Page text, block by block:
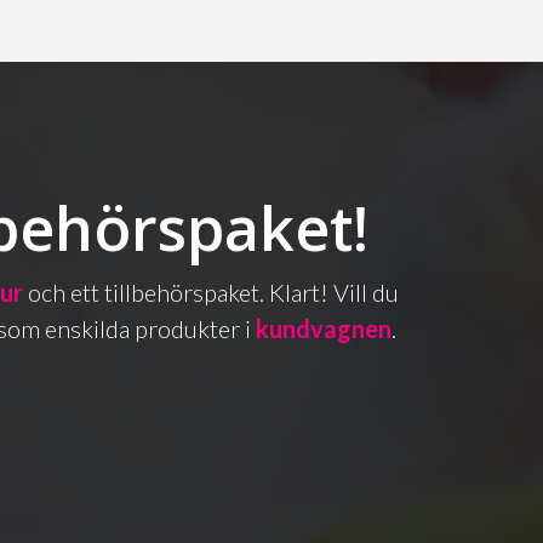
och ett tillbehörspaket. Klart! Vill du
enskilda produkter i kundvagnen.